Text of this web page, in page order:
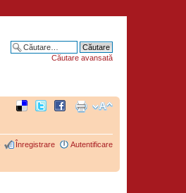
Căutare avansată
Înregistrare Autentificare